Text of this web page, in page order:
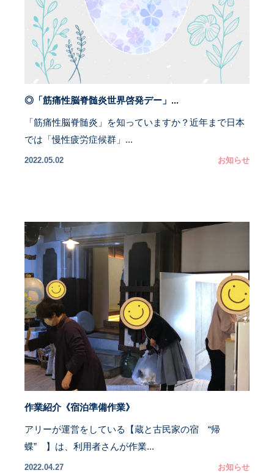
◎「筋痛性脳脊髄炎世界啓発デー」...
「筋痛性脳脊髄炎」を知っていますか？近年まで日本
では「慢性疲労症候群」...
2022.05.02 お知らせ
作業紹介《宿泊準備作業》
アリーが運営をしている【蔵と古民家の宿 “帰
蝶” 】は、利用者さんが作業...
2022.04.27 お知らせ